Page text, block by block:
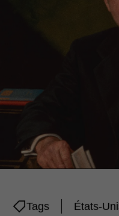
Tags États-